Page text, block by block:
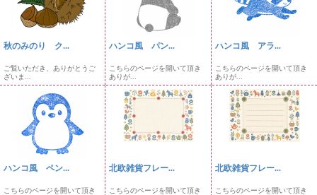
秋のみのり ク...
ご覧いただき、ありがとうご
ざいま...
ハンコ風 パン...
こちらのページを開いて頂き
ありが...
ハンコ風 アラ...
こちらのページを開いて頂き
ありが...
ハンコ風 ペン...
こちらのページを開いて頂き
北欧雑貨フレー...
こちらのページを開いて頂き
北欧雑貨フレー...
こちらのページを開いて頂き